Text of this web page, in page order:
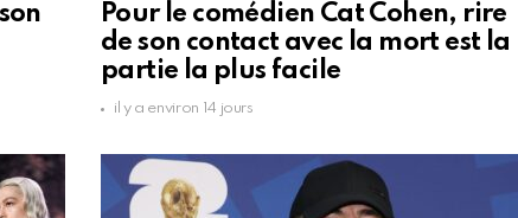
Pour le comédien Cat Cohen, rire
de son contact avec la mort est la
partie la plus facile
il y a environ 14 jours